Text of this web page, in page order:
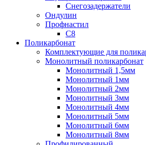
Снегозадержатели
Ондулин
Профнастил
С8
Поликарбонат
Комплектующие для
Монолитный поликарбонат
Монолитный 1,5мм
Монолитный 1мм
Монолитный 2мм
Монолитный 3мм
Монолитный 4мм
Монолитный 5мм
Монолитный 6мм
Монолитный 8мм